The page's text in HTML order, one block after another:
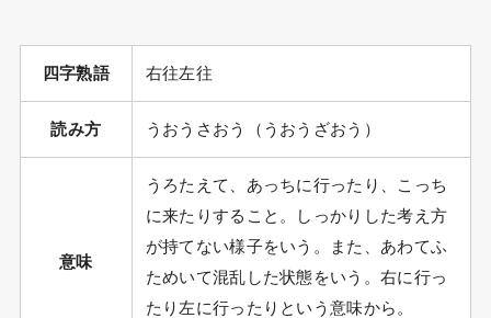
四字熟語 右往左往
読み方 うおうさおう（うおうざおう）
意味
うろたえて、あっちに行ったり、こっち
に来たりすること。しっかりした考え方
が持てない様子をいう。また、あわてふ
ためいて混乱した状態をいう。右に行っ
たり左に行ったりという意味から。